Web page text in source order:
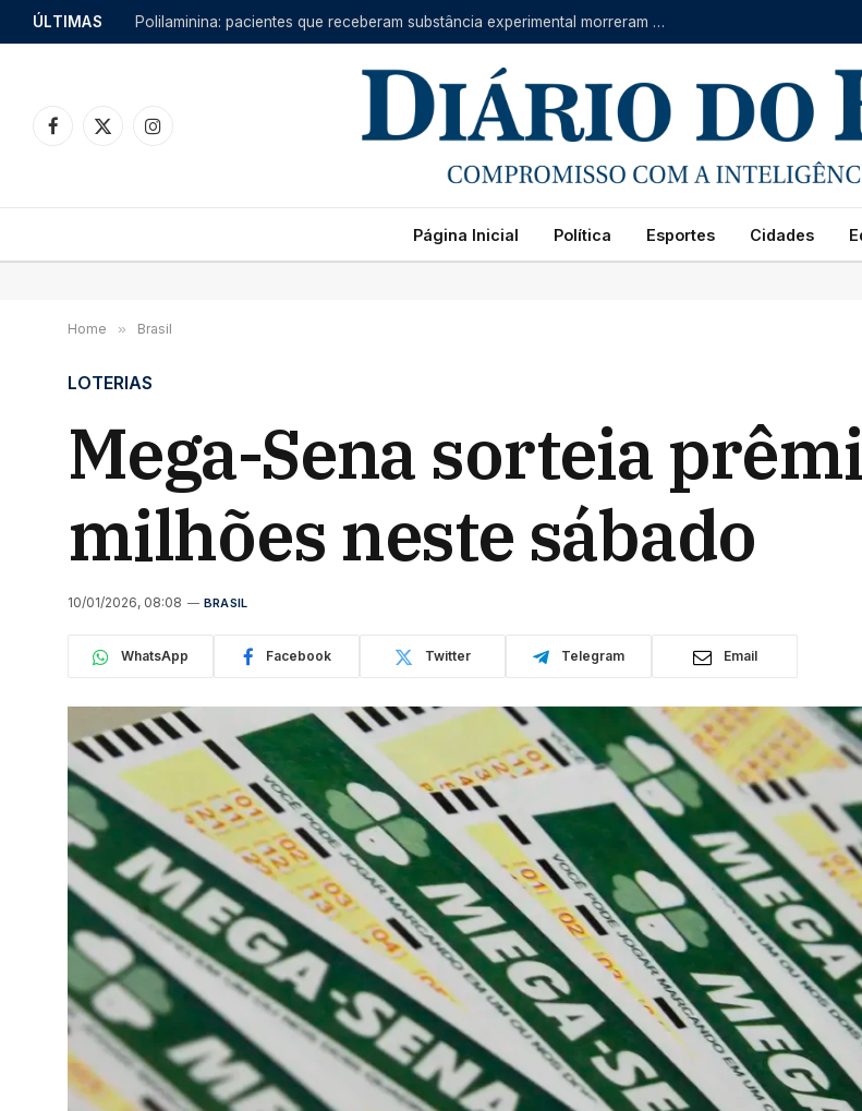
ÚLTIMAS Polilaminina: pacientes que receberam substância experimental morreram durante tratamento; entenda o que se sabe
Facebook
X
Instagram
Página Inicial Política Esportes Cidades
Home » Brasil
LOTERIAS
Mega-Sena sorteia
milhões neste sábado
10/01/2026, 08:08 BRASIL
WhatsApp Facebook Twitter Telegram Email